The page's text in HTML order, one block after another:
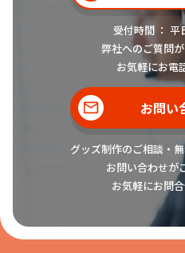
受付時間 ： 平
弊社へのご質問
お気軽にお電
お問い
グッズ制作のご相談・
お問い合わせが
お気軽にお問合